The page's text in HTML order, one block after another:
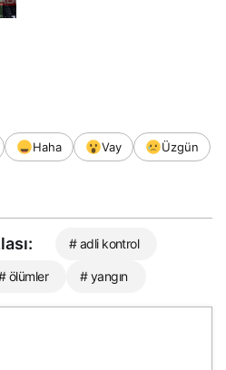
Haha Vay
Üzgün
# adli kontrol
ölümler # yangın